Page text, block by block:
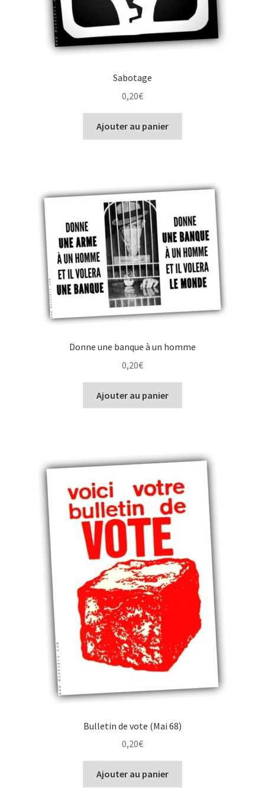
Sabotage
0,20€
Ajouter au panier
Donne une banque à un homme
0,20€
Ajouter au panier
Bulletin de vote (Mai 68)
0,20€
Ajouter au panier